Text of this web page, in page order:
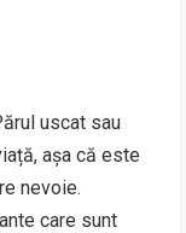
uscat sau
așa că este
nevoie.
care sunt